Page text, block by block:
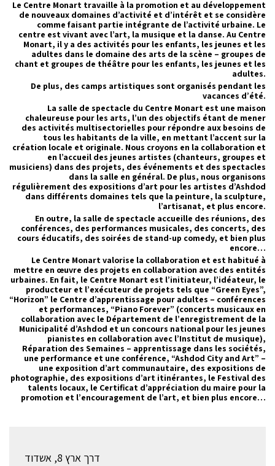
Le Centre Monart travaille à la promotion et au développement
de nouveaux domaines d’activité et d’intérêt et se considère
comme faisant partie intégrante de l’activité urbaine. Le
centre est vivant avec l’art, la musique et la danse. Au Centre
Monart, il y a des activités pour les enfants, les jeunes et les
adultes dans le domaine des arts de la scène – groupes de
chant et groupes de théâtre pour les enfants, les jeunes et les
adultes.
De plus, des camps artistiques sont organisés pendant les
vacances d’été.
La salle de spectacle du Centre Monart est une maison
chaleureuse pour les arts, l’un des objectifs étant de mener
des activités multisectorielles pour répondre aux besoins de
tous les habitants de la ville, en mettant l’accent sur la
création locale et originale. Nous croyons en la collaboration et
en l’accueil des jeunes artistes (chanteurs, groupes et
musiciens) dans des projets, des événements et des spectacles
dans la salle en général. De plus, nous organisons
régulièrement des expositions d’art pour les artistes d’Ashdod
dans différents domaines tels que la peinture, la sculpture,
l’artisanat, et plus encore.
En outre, la salle de spectacle accueille des réunions, des
conférences, des performances musicales, des concerts, des
cours éducatifs, des soirées de stand-up comedy, et bien plus
encore…
Le Centre Monart valorise la collaboration et est habitué à
mettre en œuvre des projets en collaboration avec des entités
urbaines. En fait, le Centre Monart est l’initiateur, l’idéateur, le
producteur et l’exécuteur de projets tels que “Green Eyes”,
“Horizon” le Centre d’apprentissage pour adultes – conférences
et performances, “Piano Forever” (concerts musicaux en
collaboration avec le Département de l’enregistrement de la
Municipalité d’Ashdod et un concours national pour les jeunes
pianistes en collaboration avec l’Institut de musique),
Réparation des Semaines – apprentissage dans les sociétés,
une performance et une conférence, “Ashdod City and Art” –
une exposition d’art communautaire, des expositions de
photographie, des expositions d’art itinérantes, le Festival des
talents locaux, le Certificat d’appréciation du maire pour la
promotion et l’encouragement de l’art, et bien plus encore…
דרך ארץ 8, אשדוד